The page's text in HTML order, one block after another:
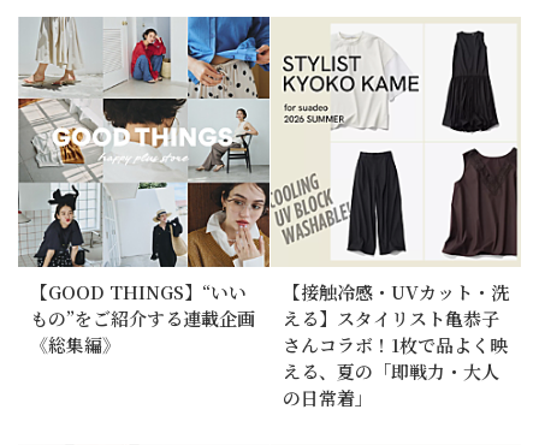
【GOOD THINGS】“いい
もの”をご紹介する連載企画
《総集編》
【接触冷感・UVカット・洗
える】スタイリスト亀恭子
さんコラボ！1枚で品よく映
える、夏の「即戦力・大人
の日常着」